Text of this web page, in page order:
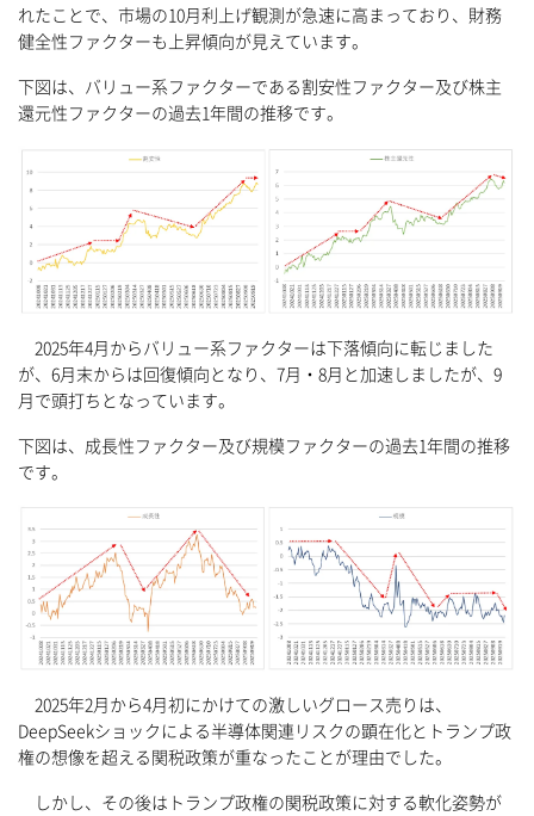
れたことで、市場の10月利上げ観測が急速に高まっており、財務
健全性ファクターも上昇傾向が見えています。
下図は、バリュー系ファクターである割安性ファクター及び株主
還元性ファクターの過去1年間の推移です。
2025年4月からバリュー系ファクターは下落傾向に転じました
が、6月末からは回復傾向となり、7月・8月と加速しましたが、9
月で頭打ちとなっています。
下図は、成長性ファクター及び規模ファクターの過去1年間の推移
です。
2025年2月から4月初にかけての激しいグロース売りは、
DeepSeekショックによる半導体関連リスクの顕在化とトランプ政
権の想像を超える関税政策が重なったことが理由でした。
しかし、その後はトランプ政権の関税政策に対する軟化姿勢が